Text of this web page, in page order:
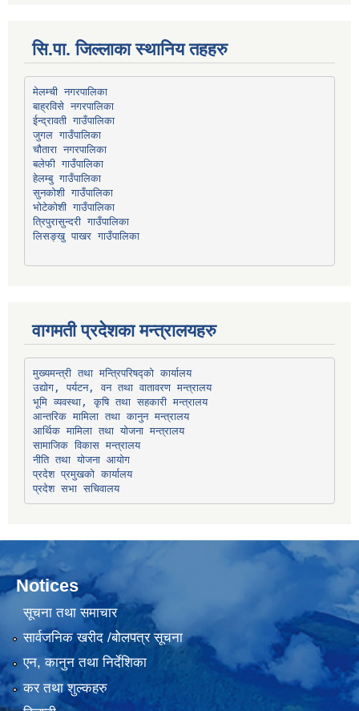
सि.पा. जिल्लाका स्थानिय तहहरु
मेलम्ची नगरपालिका
बाह्रविसे नगरपालिका
ईन्द्रावती गाउँपालिका
जुगल गाउँपालिका
चौतारा नगरपालिका
बलेफी गाउँपालिका
हेलम्बु गाउँपालिका
सुनकोशी गाउँपालिका
भोटेकोशी गाउँपालिका
त्रिपुरासुन्दरी गाउँपालिका
लिसङ्खु पाखर गाउँपालिका
वागमती प्रदेशका मन्त्रालयहरु
मुख्यमन्त्री तथा मन्त्रिपरिषद्को कार्यालय
उद्योग, पर्यटन, वन तथा वातावरण मन्त्रालय
भूमि व्यवस्था, कृषि तथा सहकारी मन्त्रालय
आन्तरिक मामिला तथा कानुन मन्त्रालय
आर्थिक मामिला तथा योजना मन्त्रालय
सामाजिक विकास मन्त्रालय
नीति तथा योजना आयोग
प्रदेश प्रमुखको कार्यालय
प्रदेश सभा सचिवालय
Notices
सूचना तथा समाचार
सार्वजनिक खरीद /बोलपत्र सूचना
एन, कानुन तथा निर्देशिका
कर तथा शुल्कहरु